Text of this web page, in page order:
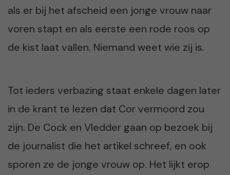
als er bij het afscheid een jonge vrouw naar
voren stapt en als eerste een rode roos op
de kist laat vallen. Niemand weet wie zij is.
Tot ieders verbazing staat enkele dagen later
in de krant te lezen dat Cor vermoord zou
zijn. De Cock en Vledder gaan op bezoek bij
de journalist die het artikel schreef, en ook
sporen ze de jonge vrouw op. Het lijkt erop